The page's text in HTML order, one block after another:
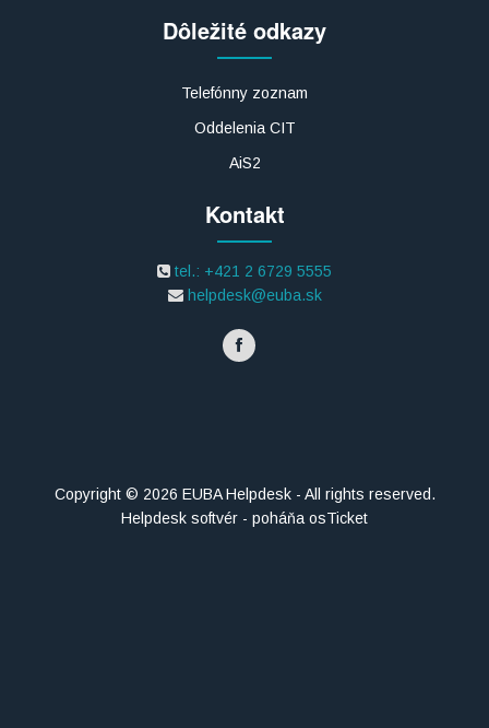
Dôležité odkazy
Telefónny zoznam
Oddelenia CIT
AiS2
Kontakt
tel.: +421 2 6729 5555
helpdesk@euba.sk
Copyright © 2026 EUBA Helpdesk - All rights reserved.
Helpdesk softvér - poháňa osTicket